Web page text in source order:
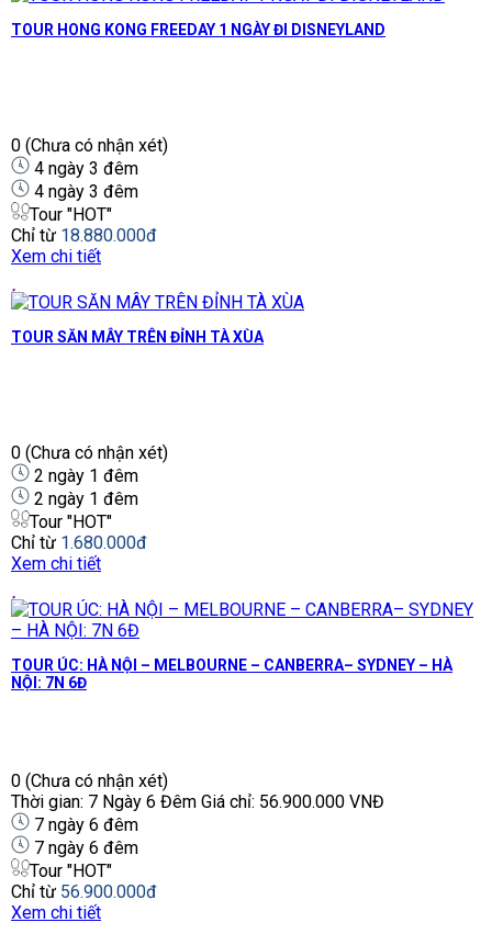
TOUR HONG KONG FREEDAY 1 NGÀY ĐI DISNEYLAND
0 (Chưa có nhận xét)
4 ngày 3 đêm
4 ngày 3 đêm
Tour "HOT"
Chỉ từ 18.880.000đ
Xem chi tiết
TOUR SĂN MÂY TRÊN ĐỈNH TÀ XÙA
0 (Chưa có nhận xét)
2 ngày 1 đêm
2 ngày 1 đêm
Tour "HOT"
Chỉ từ 1.680.000đ
Xem chi tiết
TOUR ÚC: HÀ NỘI – MELBOURNE – CANBERRA– SYDNEY – HÀ
NỘI: 7N 6Đ
0 (Chưa có nhận xét)
Thời gian: 7 Ngày 6 Đêm Giá chỉ: 56.900.000 VNĐ
7 ngày 6 đêm
7 ngày 6 đêm
Tour "HOT"
Chỉ từ 56.900.000đ
Xem chi tiết